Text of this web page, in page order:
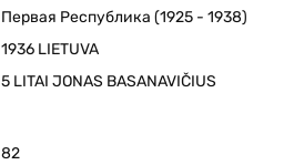
Первая Республика (1925 - 1938)
1936 LIETUVA
5 LITAI JONAS BASANAVIČIUS
82